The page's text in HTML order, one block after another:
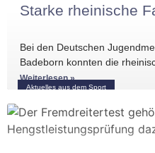
Aktuelles aus dem Sport
Starke rheinische
Bei den Deutschen
Badeborn konnten die
mehreren vorderen
Koitka erreichte
Weiterlesen »